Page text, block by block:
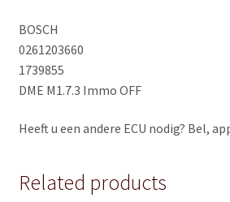
BOSCH
0261203660
1739855
DME M1.7.3 Immo OFF
Heeft u een andere ECU nodig? Bel,
Related products